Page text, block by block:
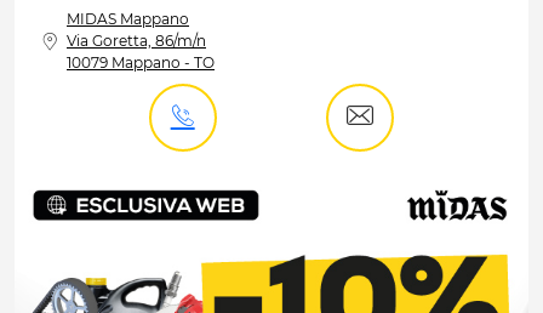
MIDAS Mappano
Via Goretta, 86/m/n
10079 Mappano - TO